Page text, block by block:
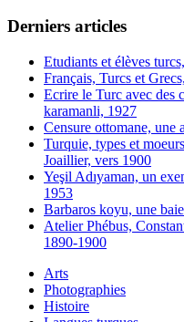
Derniers articles
Etudiants et élèves
Français, Turcs et
Ecrire le Turc avec des
karamanli, 1927
Censure ottomane, une
Turquie, types et
Joaillier, vers 1900
Yeşil Adıyaman, un
1953
Barbaros koyu, une
Atelier Phébus,
1890-1900
Arts
Photographies
Histoire